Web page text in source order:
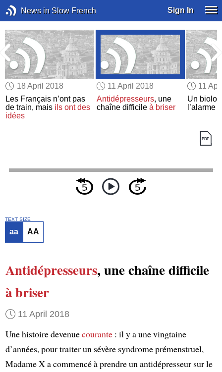
News in Slow French Sign In
18 April 2018
Les Français n’ont pas
de train, mais ils ont des
idées
11 April 2018
Antidépresseurs, une
chaîne difficile à briser
11
Un
l’alarme
TEXT SIZE
aa AA
Antidépresseurs, une chaîne difficile
à briser
11 April 2018
Une histoire devenuecourante: il y a une vingtaine
d’années, pour traiter un sévère syndrome prémenstruel,
Madame X a commencé à prendre un antidépresseur sur le